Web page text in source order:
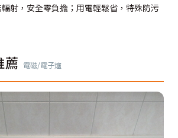
射，安全零負擔；用電輕鬆省，特殊防污
薦 電磁/電子爐